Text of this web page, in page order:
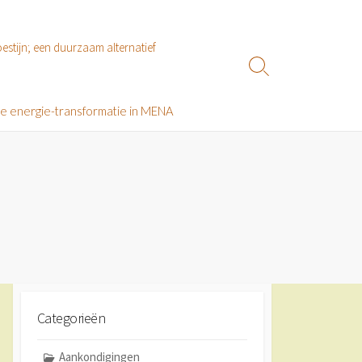
een duurzaam alternatief
energie-transformatie in MENA
Zoeken
Categorieën
Aankondigingen